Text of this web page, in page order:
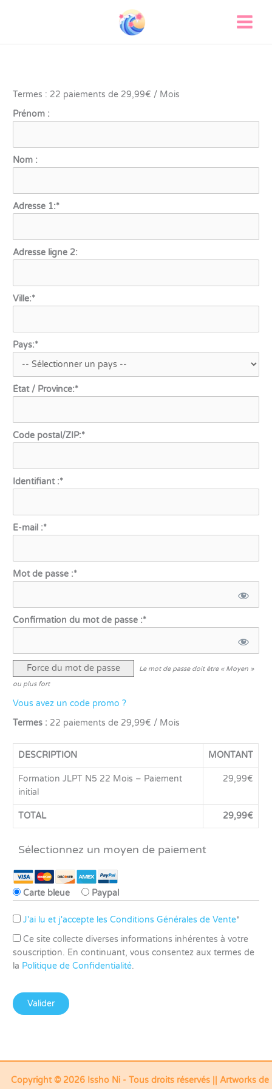
Termes : 22 paiements de 29,99€ / Mois
Prénom :
Nom :
Adresse 1:*
Adresse ligne 2:
Ville:*
Pays:*
État / Province:*
Code postal/ZIP:*
Identifiant :*
E-mail :*
Mot de passe :*
Confirmation du mot de passe :*
Force du mot de passe
Le mot de passe doit être « Moyen »
ou plus fort
Vous avez un code promo ?
Termes : 22 paiements de 29,99€ / Mois
DESCRIPTION MONTANT
Formation JLPT N5 22 Mois – Paiement
initial
29,99€
TOTAL 29,99€
Sélectionnez un moyen de paiement
Carte bleue Paypal
J'ai lu et j'accepte les Conditions Générales de Vente*
Ce site collecte diverses informations inhérentes à votre
souscription. En continuant, vous consentez aux termes de
la Politique de Confidentialité.
Aucune valeur
Copyright © 2026 Issho Ni - Tous droits réservés || Artworks de